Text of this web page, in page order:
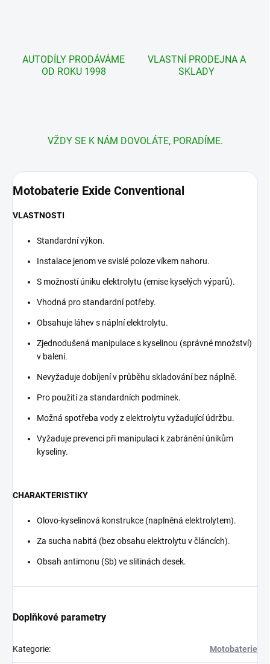
AUTODÍLY PRODÁVÁME
OD ROKU 1998
VLASTNÍ PRODEJNA A
SKLADY
VŽDY SE K NÁM DOVOLÁTE, PORADÍME.
Motobaterie Exide Conventional
VLASTNOSTI
Standardní výkon.
Instalace jenom ve svislé poloze víkem nahoru.
S možností úniku elektrolytu (emise kyselých výparů).
Vhodná pro standardní potřeby.
Obsahuje láhev s náplní elektrolytu.
Zjednodušená manipulace s kyselinou (správné množství)
v balení.
Nevyžaduje dobíjení v průběhu skladování bez náplně.
Pro použití za standardních podmínek.
Možná spotřeba vody z elektrolytu vyžadující údržbu.
Vyžaduje prevenci při manipulaci k zabránění únikům
kyseliny.
CHARAKTERISTIKY
Olovo-kyselinová konstrukce (naplněná elektrolytem).
Za sucha nabitá (bez obsahu elektrolytu v článcích).
Obsah antimonu (Sb) ve slitinách desek.
Doplňkové parametry
Kategorie: Motobaterie